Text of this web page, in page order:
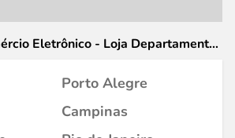
Eletrônico - Loja Departamentos
Porto Alegre
Campinas